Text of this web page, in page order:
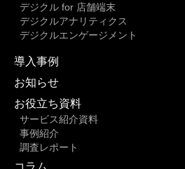
デジクル for 店舗端末
デジクルアナリティクス
デジクルエンゲージメント
導入事例
お知らせ
お役立ち資料
サービス紹介資料
事例紹介
調査レポート
コラム